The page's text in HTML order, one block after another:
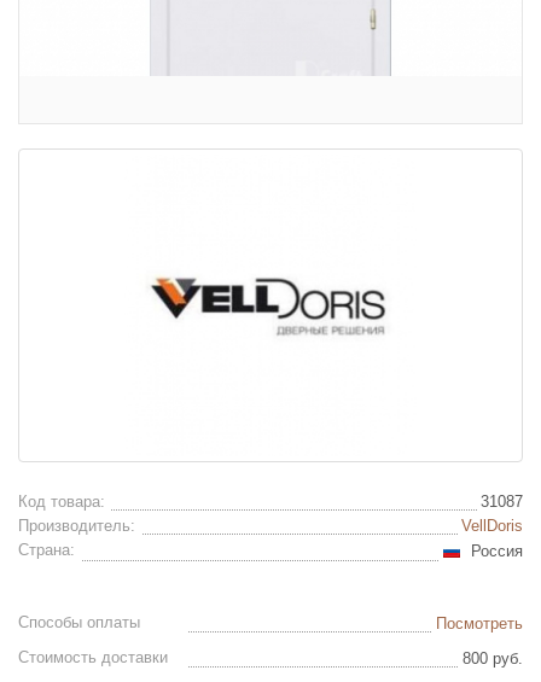
Код товара:
31087
Производитель:
VellDoris
Страна:
Россия
Способы оплаты
Посмотреть
Стоимость доставки
800 руб.